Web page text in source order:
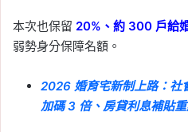
本次也保留 20%、約 300 戶給
弱勢身分保障名額。
2026 婚育宅新制上路：社
加碼 3 倍、房貸利息補貼